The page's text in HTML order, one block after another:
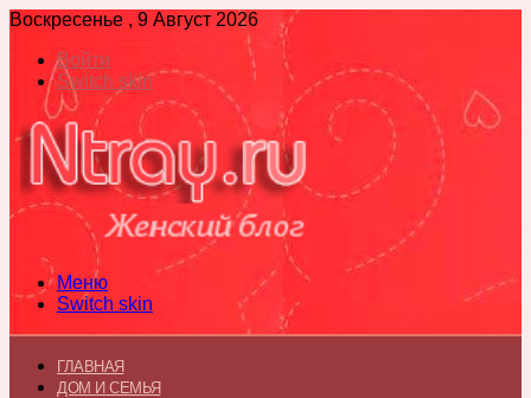
Воскресенье , 9 Август 2026
Войти
Switch skin
Меню
Switch skin
ГЛАВНАЯ
ДОМ И СЕМЬЯ